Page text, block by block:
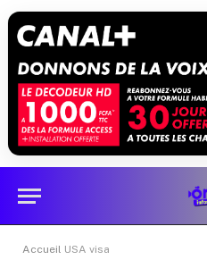
Accueil USA visa